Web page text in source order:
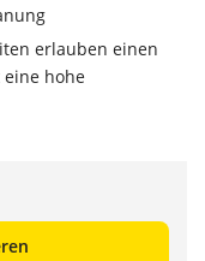
erlauben einen
hohe